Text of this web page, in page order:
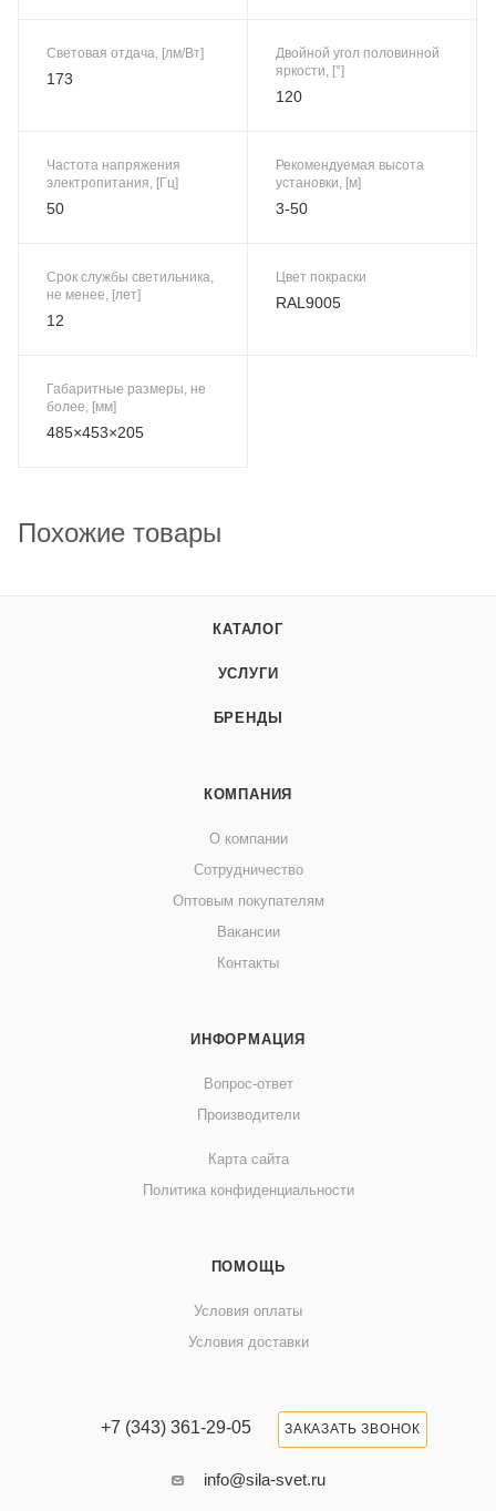
Световая отдача, [лм/Вт]
173
Двойной угол половинной
яркости, [°]
120
Частота напряжения
электропитания, [Гц]
50
Рекомендуемая высота
установки, [м]
3-50
Срок службы светильника,
не менее, [лет]
12
Цвет покраски
RAL9005
Габаритные размеры, не
более, [мм]
485×453×205
Похожие товары
КАТАЛОГ
УСЛУГИ
БРЕНДЫ
КОМПАНИЯ
О компании
Сотрудничество
Оптовым покупателям
Вакансии
Контакты
ИНФОРМАЦИЯ
Вопрос-ответ
Производители
Карта сайта
Политика конфиденциальности
ПОМОЩЬ
Условия оплаты
Условия доставки
+7 (343) 361-29-05 ЗАКАЗАТЬ ЗВОНОК
info@sila-svet.ru